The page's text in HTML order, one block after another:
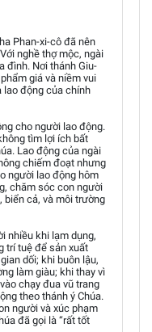
Phan-xi-cô đã nên
nghề thợ mộc, ngài
đình. Nơi thánh Giu-
giá và niềm vui
lao động của chính
cho người lao động.
tìm lợi ích bất
Lao động của ngài
chiếm đoạt nhưng
người lao động hôm
chăm sóc con người
biển cả, và môi trường
nhiều khi lạm dụng,
trí tuệ để sản xuất
dối; khi buôn lậu,
làm giàu; khi thay vì
chạy đua vũ trang
theo thánh ý Chúa.
người và xúc phạm
đã gọi là “rất tốt